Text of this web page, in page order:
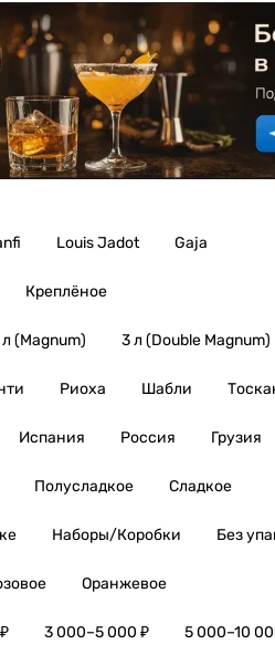
Louis Jadot Gaja
Креплёное
л (Magnum) 3 л (Double Magnum)
Риоха Шабли
Испания Россия Грузия
Полусладкое Сладкое
Наборы/Коробки Без
Оранжевое
3 000–5 000 ₽ 5 000–10